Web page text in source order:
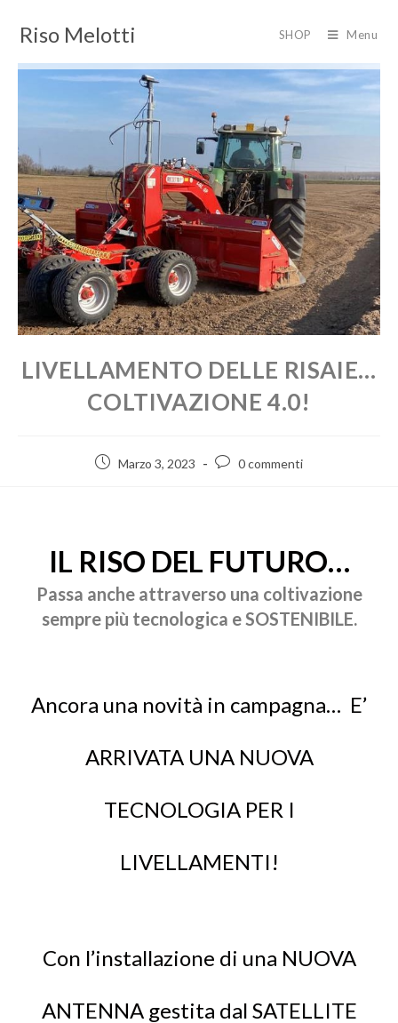
Riso Melotti SHOP Menu
LIVELLAMENTO DELLE RISAIE…
COLTIVAZIONE 4.0!
Marzo 3, 2023 0 commenti
IL RISO DEL FUTURO…
Passa anche attraverso una coltivazione
sempre più tecnologica e SOSTENIBILE.
Ancora una novità in campagna… E’
ARRIVATA UNA NUOVA
TECNOLOGIA PER I
LIVELLAMENTI!
Con l’installazione di una NUOVA
ANTENNA gestita dal SATELLITE